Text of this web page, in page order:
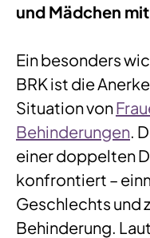
und Mädchen
Ein besonders
BRK ist die
Situation von
Behinderungen.
einer doppelten
konfrontiert –
Geschlechts und
Behinderung.